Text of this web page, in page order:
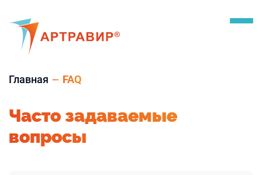
Главная FAQ
Часто задаваемые
вопросы